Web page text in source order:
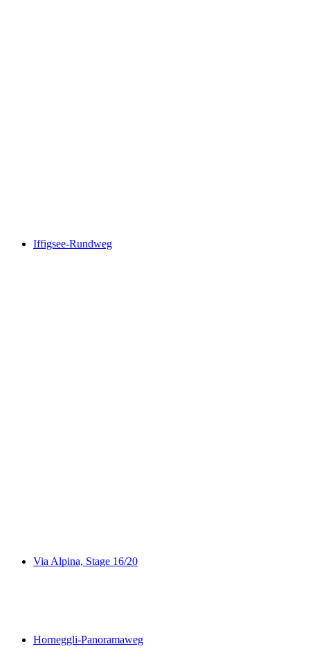
Iffigsee-Rundweg
Via Alpina, Stage 16/20
Horneggli-Panoramaweg